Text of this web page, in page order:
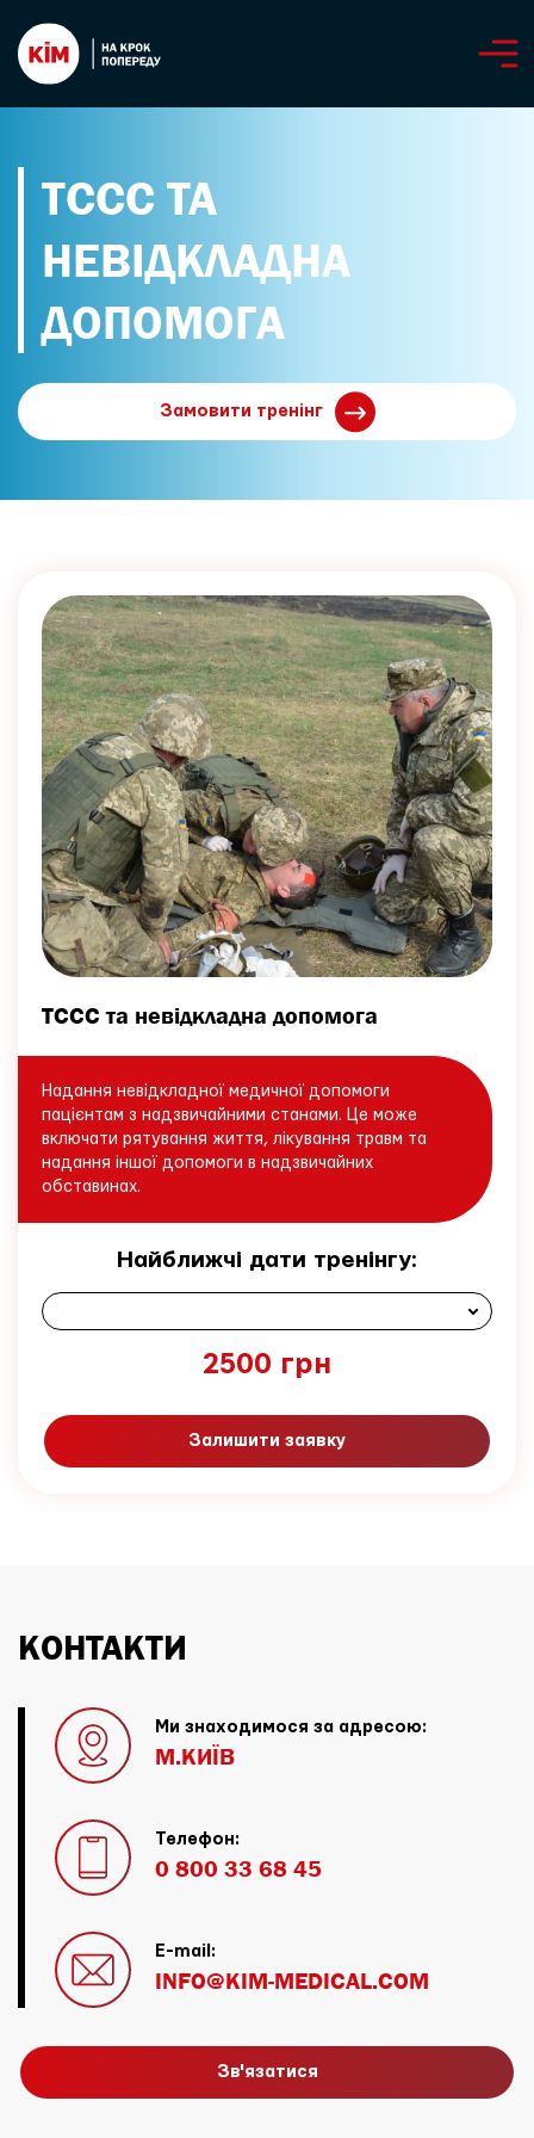
ТССС ТА
НЕВІДКЛАДНА
ДОПОМОГА
Замовити тренінг
ТССС та невідкладна допомога
Надання невідкладної медичної допомоги
пацієнтам з надзвичайними станами. Це може
включати рятування життя, лікування травм та
надання іншої допомоги в надзвичайних
обставинах.
Найближчі дати тренінгу:
2500 грн
Залишити заявку
КОНТАКТИ
Ми знаходимося за адресою:
М.КИЇВ
Телефон:
0 800 33 68 45
E-mail:
INFO@KIM-MEDICAL.COM
Зв'язатися